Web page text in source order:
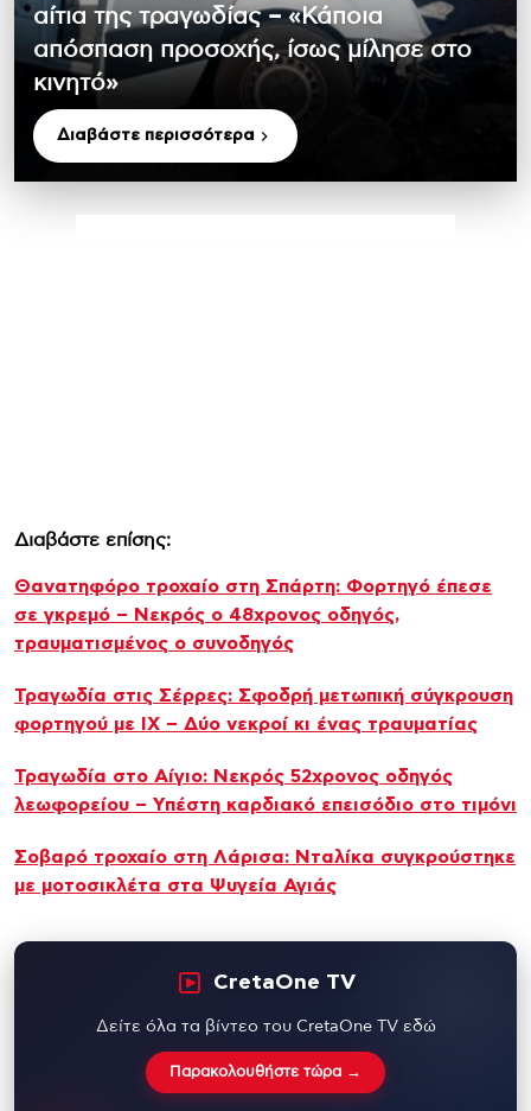
αίτια της τραγωδίας – «Κάποια
απόσπαση προσοχής, ίσως μίλησε στο
κινητό»
Διαβάστε περισσότερα
Διαβάστε επίσης:
Θανατηφόρο τροχαίο στη Σπάρτη: Φορτηγό έπεσε
σε γκρεμό – Νεκρός ο 48χρονος οδηγός,
τραυματισμένος ο συνοδηγός
Τραγωδία στις Σέρρες: Σφοδρή μετωπική σύγκρουση
φορτηγού με ΙΧ – Δύο νεκροί κι ένας τραυματίας
Τραγωδία στο Αίγιο: Νεκρός 52χρονος οδηγός
λεωφορείου – Υπέστη καρδιακό επεισόδιο στο τιμόνι
Σοβαρό τροχαίο στη Λάρισα: Νταλίκα συγκρούστηκε
με μοτοσικλέτα στα Ψυγεία Αγιάς
CretaOne TV
Δείτε όλα τα βίντεο του CretaOne TV εδώ
Παρακολουθήστε τώρα →